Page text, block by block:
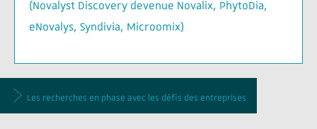
(Novalyst Discovery devenue Novalix, PhytoDia,
eNovalys, Syndivia, Microomix)
Les recherches en phase avec les défis des entreprises